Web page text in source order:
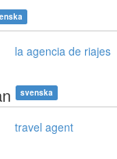
la agencia de riajes
svenska
travel agent